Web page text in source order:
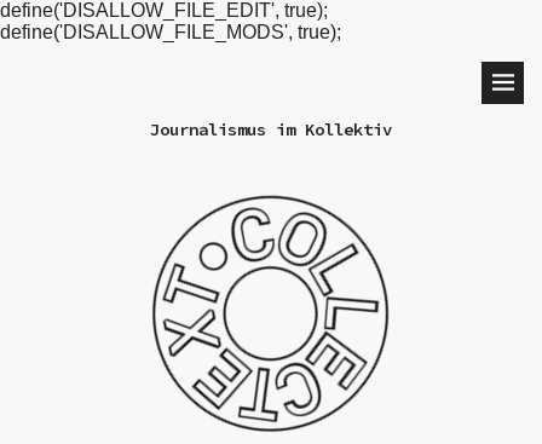
define('DISALLOW_FILE_EDIT', true);
define('DISALLOW_FILE_MODS', true);
Journalismus im Kollektiv